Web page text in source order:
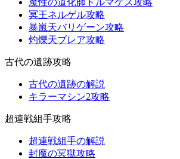
魔性の道化師ドルマゲス攻略
冥王ネルゲル攻略
暴嵐天バリゲーン攻略
灼爍天ブレア攻略
古代の遺跡攻略
古代の遺跡の解説
キラーマシン2攻略
超連戦組手攻略
超連戦組手の解説
封魔の冥獄攻略